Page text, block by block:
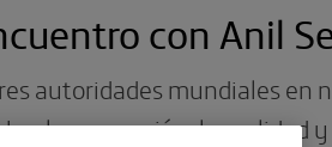
con Anil
autoridades mundiales en
la percepción, la realidad y